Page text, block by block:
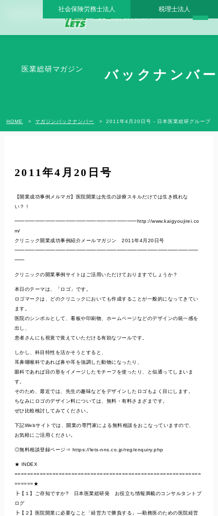
2011年4月20日号 - 日本医業総研グループ |日本医業総研｜医院開業・承継・クリニッ
社会保険労務士法人 税理士法人
医業総研マガジン バックナンバー
HOME マガジンバックナンバー 2011年4月20日号 - 日本医業総研グループ
2011年4月20日号
【開業成功事例メルマガ】医院開業は先生の診療スキルだけでは生き残れな
い？！
━━━━━━━━━━━━━━━━━━━━━━━━http://www.kaigyoujirei.co
m/
クリニック開業成功事例紹介メールマガジン 2011年4月20日号
━━━━━━━━━━━━━━━━━━━━━━━━━━━━━━━━━━━━
━━
クリニックの開業事例サイトはご活用いただけておりますでしょうか？
本日のテーマは、「ロゴ」です。
ロゴマークは、どのクリニックにおいても作成することが一般的になってきてい
ます。
医院のシンボルとして、看板や印刷物、ホームページなどのデザインの統一感を
出し、
患者さんにも視覚で覚えていただける有効なツールです。
しかし、科目特性を活かそうとすると、
耳鼻咽喉科であれば鼻や耳を強調した動物になったり、
眼科であれば目の形をイメージしたモチーフを使ったり、と似通ってしまいま
す。
そのため、最近では、先生の趣味などをデザインしたロゴもよく目にします。
ちなみにロゴのデザイン料については、無料・有料さまざまです。
ぜひ比較検討してみてください。
下記Webサイトでは、開業の専門家による無料相談をおこなっていますので、
お気軽にご活用ください。
◎無料相談登録ページ⇒ https://lets-nns.co.jp/reg/enquiry.php
★ INDEX
===========================================================
======★
┣【１】ご存知ですか? 日本医業総研発 お役立ち情報満載のコンサルタントブ
ログ
┣【２】医院開業に必要なこと「経営力で勝負する」―勤務医のための医院経営